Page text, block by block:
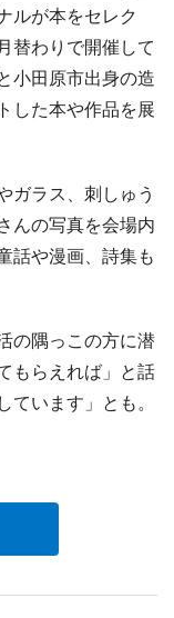
ルが本をセレク
替わりで開催して
小田原市出身の造
した本や作品を展
ガラス、刺しゅう
んの写真を会場内
話や漫画、詩集も
の隅っこの方に潜
もらえれば」と話
います」とも。